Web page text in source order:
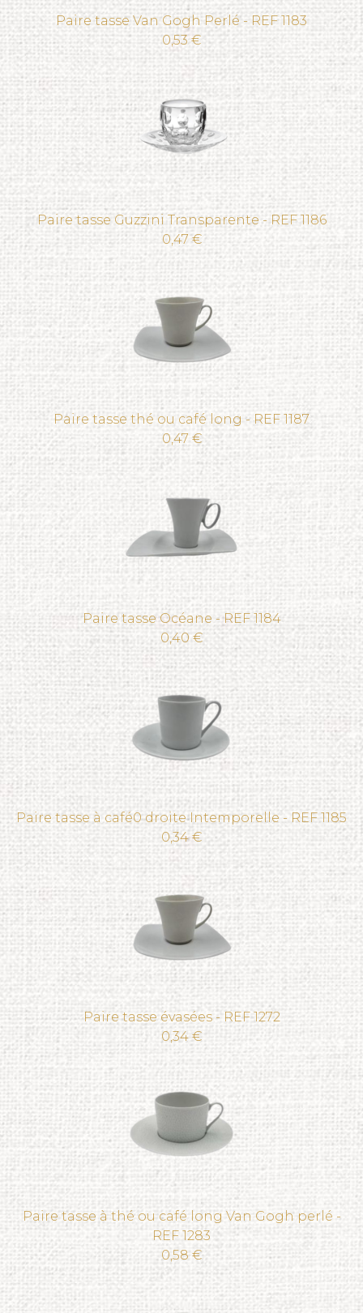
Paire tasse Van Gogh Perlé - REF 1183
0,53 €
Paire tasse Guzzini Transparente - REF 1186
0,47 €
Paire tasse thé ou café long - REF 1187
0,47 €
Paire tasse Océane - REF 1184
0,40 €
Paire tasse à café0 droite Intemporelle - REF 1185
0,34 €
Paire tasse évasées - REF 1272
0,34 €
Paire tasse à thé ou café long Van Gogh perlé -
REF 1283
0,58 €